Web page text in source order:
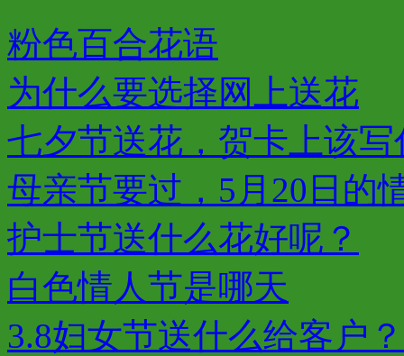
粉色百合花语
为什么要选择网上送花
七夕节送花，贺卡上该写
母亲节要过，5月20日的
护士节送什么花好呢？
白色情人节是哪天
3.8妇女节送什么给客户？